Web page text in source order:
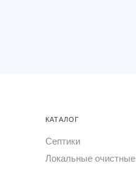
КАТАЛОГ
Септики
Локальные очистные